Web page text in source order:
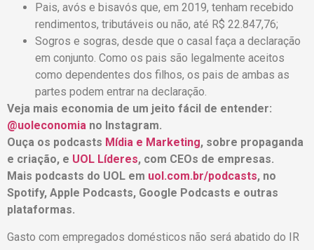
Pais, avós e bisavós que, em 2019, tenham recebido
rendimentos, tributáveis ou não, até R$ 22.847,76;
Sogros e sogras, desde que o casal faça a declaração
em conjunto. Como os pais são legalmente aceitos
como dependentes dos filhos, os pais de ambas as
partes podem entrar na declaração.
Veja mais economia de um jeito fácil de entender:
@uoleconomia no Instagram.
Ouça os podcasts Mídia e Marketing, sobre propaganda
e criação, e UOL Líderes, com CEOs de empresas.
Mais podcasts do UOL em uol.com.br/podcasts, no
Spotify, Apple Podcasts, Google Podcasts e outras
plataformas.
Gasto com empregados domésticos não será abatido do IR